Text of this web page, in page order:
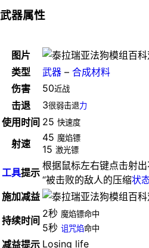
武器属性
图片
类型
武器 – 合成材料
伤害
50近战
击退 3很弱击退力
使用时间 25 快速度
射速
45 魔焰镖
15 激光镖
工具提示
根据鼠标左右键点击射
“被击败的敌人的压缩状
施加减益
持续时间
2秒 魔焰镖命中
5秒 诅咒焰命中
减益提示 Losing life